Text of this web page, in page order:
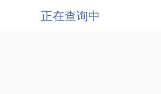
正在查询中